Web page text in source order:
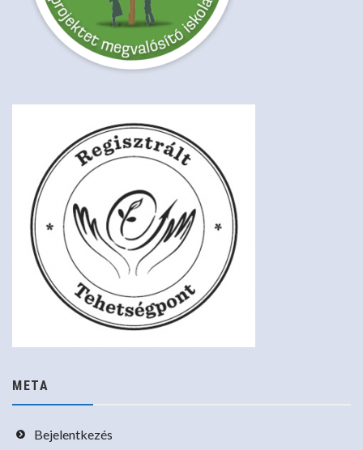
META
Bejelentkezés